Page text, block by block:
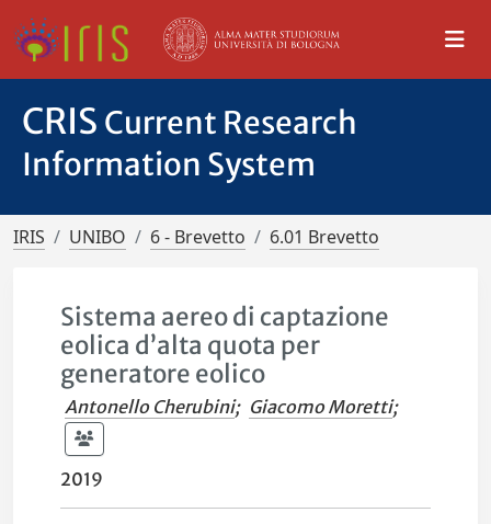
CRIS Current Research
Information System
IRIS UNIBO 6 - Brevetto 6.01 Brevetto
Sistema aereo di captazione
eolica d’alta quota per
generatore eolico
Antonello Cherubini; Giacomo Moretti;
2019